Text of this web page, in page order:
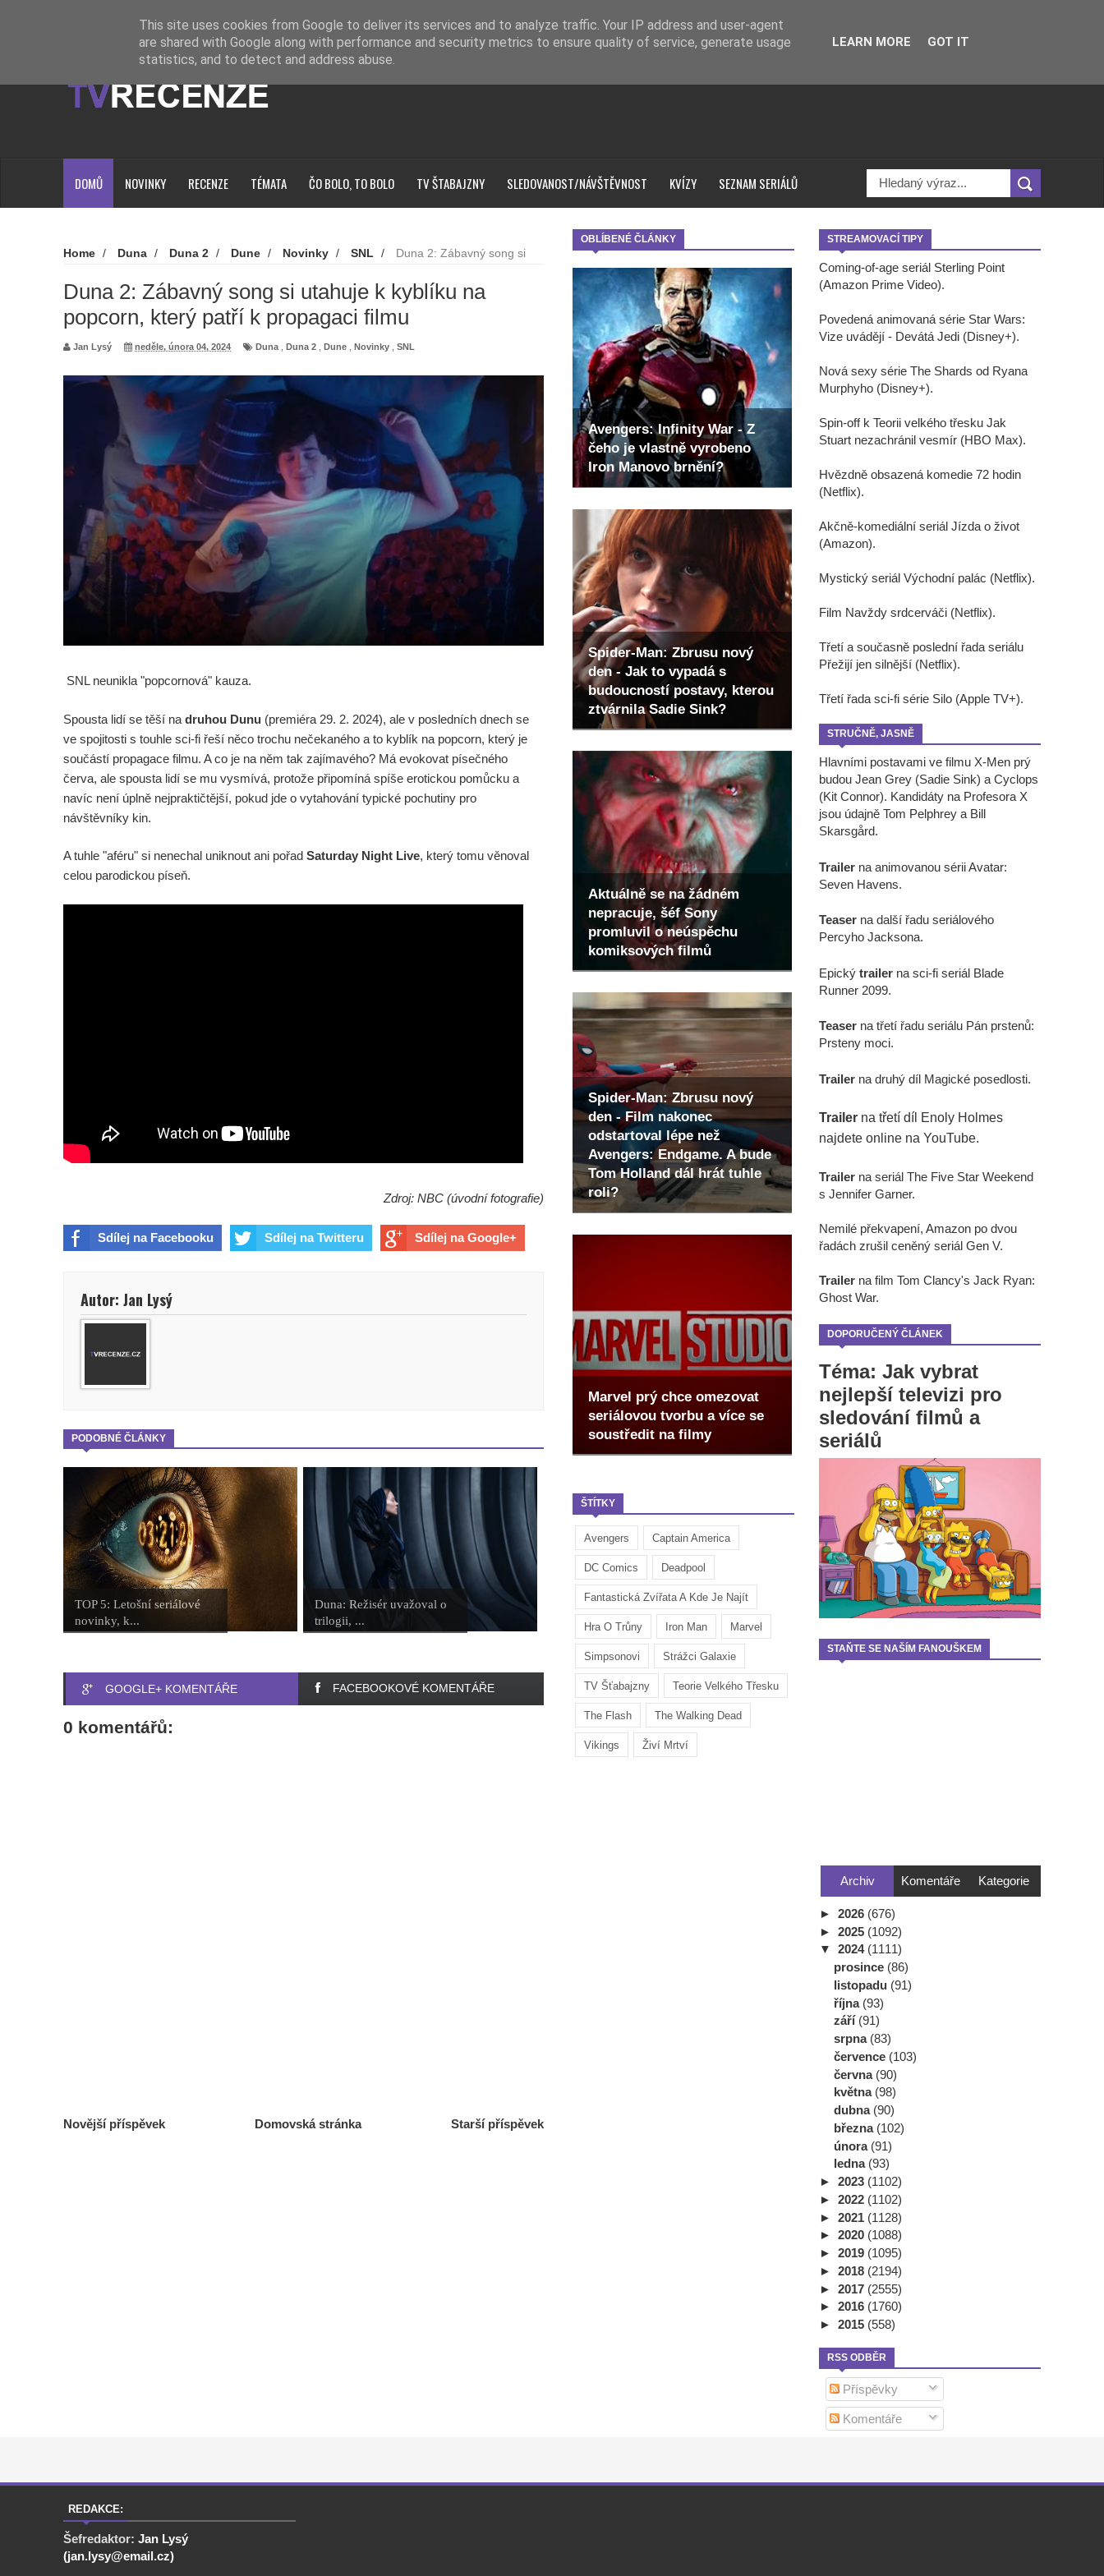
Loading...
DOMŮ NOVINKY RECENZE TÉMATA ČO BOLO, TO BOLO TV ŠTABAJZNY SLEDOVANOST/NÁVŠTĚVNOST KVÍZY SEZNAM SERIÁLŮ
OBLÍBENÉ ČLÁNKY
Avengers: Infinity War - Z
čeho je vlastně vyrobeno
Iron Manovo brnění?
Spider-Man: Zbrusu nový
den - Jak to vypadá s
budoucností postavy, kterou
ztvárnila Sadie Sink?
Aktuálně se na žádném
nepracuje, šéf Sony
promluvil o neúspěchu
komiksových filmů
Spider-Man: Zbrusu nový
den - Film nakonec
odstartoval lépe než
Avengers: Endgame. A bude
Tom Holland dál hrát tuhle
roli?
Marvel prý chce omezovat
seriálovou tvorbu a více se
soustředit na filmy
ŠTÍTKY
Avengers Captain America
DC Comics Deadpool
Fantastická Zvířata A Kde Je Najít
Hra O Trůny Iron Man Marvel
Simpsonovi Strážci Galaxie
TV Šťabajzny Teorie Velkého Třesku
The Flash The Walking Dead
Vikings Živí Mrtví
Home / Duna / Duna 2 / Dune / Novinky / SNL /
Duna 2: Zábavný song si
Duna 2: Zábavný song si utahuje k kyblíku na
popcorn, který patří k propagaci filmu
Jan Lysý neděle, února 04, 2024 Duna Duna 2 Dune Novinky SNL
SNL neunikla "popcornová" kauza.
Spousta lidí se těší na druhou Dunu (premiéra 29. 2. 2024), ale v posledních dnech se
ve spojitosti s touhle sci-fi řeší něco trochu nečekaného a to kyblík na popcorn, který je
součástí propagace filmu. A co je na něm tak zajímavého? Má evokovat písečného
červa, ale spousta lidí se mu vysmívá, protože připomíná spíše erotickou pomůcku a
navíc není úplně nejpraktičtější, pokud jde o vytahování typické pochutiny pro
návštěvníky kin.
A tuhle "aféru" si nenechal uniknout ani pořad Saturday Night Live, který tomu věnoval
celou parodickou píseň.
Zdroj: NBC (úvodní fotografie)
Sdílej na Facebooku Sdílej na Twitteru Sdílej na Google+
Autor: Jan Lysý
PODOBNÉ ČLÁNKY
TOP 5: Letošní seriálové
novinky, k...
Duna: Režisér uvažoval o
trilogii, ...
GOOGLE+ KOMENTÁŘE FACEBOOKOVÉ KOMENTÁŘE
0 komentářů:
Novější příspěvek Starší příspěvek
Domovská stránka
STREAMOVACÍ TIPY
Coming-of-age seriál Sterling Point
(Amazon Prime Video).
Povedená animovaná série Star Wars:
Vize uvádějí - Devátá Jedi (Disney+).
Nová sexy série The Shards od Ryana
Murphyho (Disney+).
Spin-off k Teorii velkého třesku Jak
Stuart nezachránil vesmír (HBO Max).
Hvězdně obsazená komedie 72 hodin
(Netflix).
Akčně-komediální seriál Jízda o život
(Amazon).
Mystický seriál Východní palác (Netflix).
Film Navždy srdcerváči (Netflix).
Třetí a současně poslední řada seriálu
Přežijí jen silnější (Netflix).
Třetí řada sci-fi série Silo (Apple TV+).
STRUČNĚ, JASNĚ
Hlavními postavami ve filmu X-Men prý
budou Jean Grey (Sadie Sink) a Cyclops
(Kit Connor). Kandidáty na Profesora X
jsou údajně Tom Pelphrey a Bill
Skarsgård.
Trailer na animovanou sérii Avatar:
Seven Havens.
Teaser na další řadu seriálového
Percyho Jacksona.
Epický trailer na sci-fi seriál Blade
Runner 2099.
Teaser na třetí řadu seriálu Pán prstenů:
Prsteny moci.
Trailer na druhý díl Magické posedlosti.
Trailer na třetí díl Enoly Holmes
najdete online na YouTube.
Trailer na seriál The Five Star Weekend
s Jennifer Garner.
Nemilé překvapení, Amazon po dvou
řadách zrušil ceněný seriál Gen V.
Trailer na film Tom Clancy's Jack Ryan:
Ghost War.
DOPORUČENÝ ČLÁNEK
Téma: Jak vybrat
nejlepší televizi pro
sledování filmů a
seriálů
STAŇTE SE NAŠÍM FANOUŠKEM
Archiv Komentáře Kategorie
► 2026 (676)
► 2025 (1092)
▼ 2024 (1111)
prosince (86)
listopadu (91)
října (93)
září (91)
srpna (83)
července (103)
června (90)
května (98)
dubna (90)
března (102)
února (91)
ledna (93)
► 2023 (1102)
► 2022 (1102)
► 2021 (1128)
► 2020 (1088)
► 2019 (1095)
► 2018 (2194)
► 2017 (2555)
► 2016 (1760)
► 2015 (558)
RSS ODBĚR
Příspěvky
Komentáře
REDAKCE:
Šefredaktor: Jan Lysý
(jan.lysy@email.cz)
This site uses cookies from Google to deliver its services and to analyze traffic. Your IP address and user-agent
are shared with Google along with performance and security metrics to ensure quality of service, generate usage
statistics, and to detect and address abuse.
LEARN MORE GOT IT